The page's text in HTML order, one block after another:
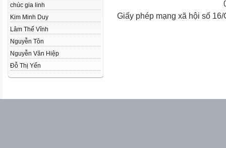
chúc gia linh
Kim Minh Duy
Lâm Thế Vĩnh
Nguyễn Tôn
Nguyễn Văn Hiệp
Đỗ Thị Yến
Giấy phép mạng xã hội số